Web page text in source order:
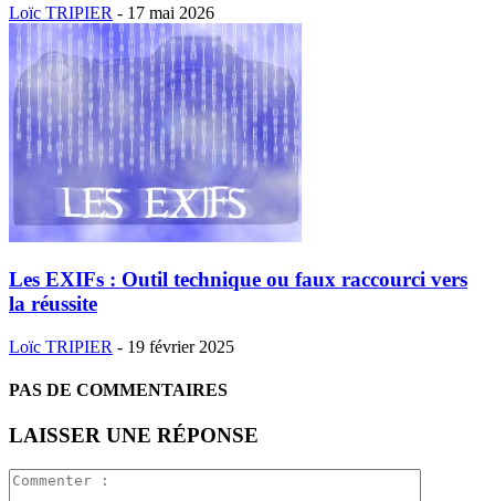
Loïc TRIPIER - 17 mai 2026
Les EXIFs : Outil technique ou faux raccourci vers
la réussite
Loïc TRIPIER - 19 février 2025
PAS DE COMMENTAIRES
LAISSER UNE RÉPONSE